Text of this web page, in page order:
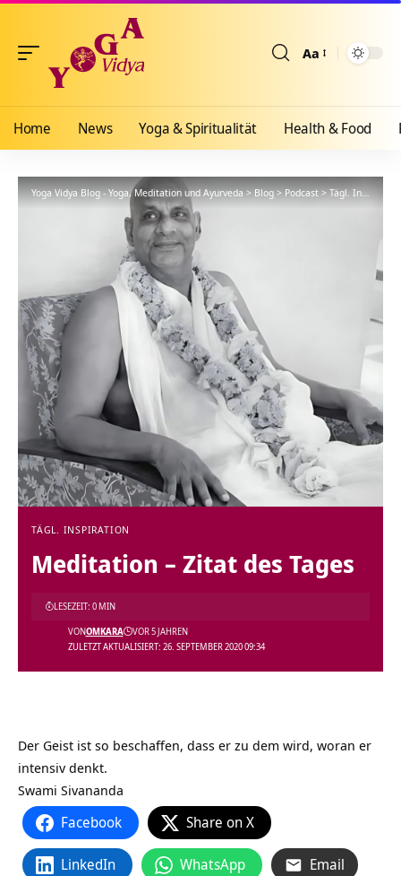
Aa
Home News Yoga & Spiritualität Health & Food
Yoga Vidya Blog - Yoga, Meditation und Ayurveda>Blog>Podcast>Tägl. Inspiration
TÄGL. INSPIRATION
Meditation – Zitat des Tages
ZULETZT AKTUALISIERT: 26. SEPTEMBER 2020 09:34
VONOMKARA VOR 5 JAHREN
LESEZEIT: 0 MIN
Der Geist ist so beschaffen, dass er zu dem wird, woran er
intensiv denkt.
Swami Sivananda
Facebook Share on X
LinkedIn WhatsApp Email